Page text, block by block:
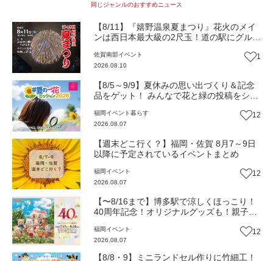
同じジャンルのおすすめニュース
【8/11】『嬉野温泉夏まつり』花火のメイ
ンは西日本最大級の2尺玉！道の駅にグルメ
【イベント】
佐賀南部イベント
2026.08.10
1
【8/5～9/9】夏休みの思い出づくり＆記念
品をゲット！ みんなで花と緑の投稿をシェ
レンジ【一人一花はなきん便り】Vol.55
福岡 イベント暮らす
2026.08.07
12
【週末どこ行く？】福岡・佐賀 8月7～9日
以降に予定されているイベントまとめ
福岡 イベント
2026.08.07
12
【〜8/16まで】博多駅で涼しくほっこり！
40周年記念！オリジナルグッズも！親子揃
こう（JR九州ホール）【イベント】
福岡 イベント
2026.08.07
12
【8/8・9】ミニランドセル作りに竹細工！